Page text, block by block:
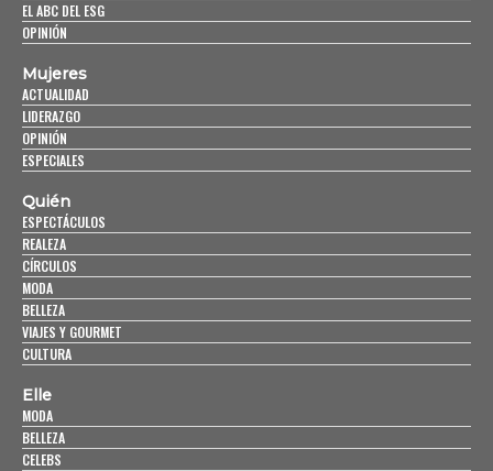
EL ABC DEL ESG
OPINIÓN
Mujeres
ACTUALIDAD
LIDERAZGO
OPINIÓN
ESPECIALES
Quién
ESPECTÁCULOS
REALEZA
CÍRCULOS
MODA
BELLEZA
VIAJES Y GOURMET
CULTURA
Elle
MODA
BELLEZA
CELEBS